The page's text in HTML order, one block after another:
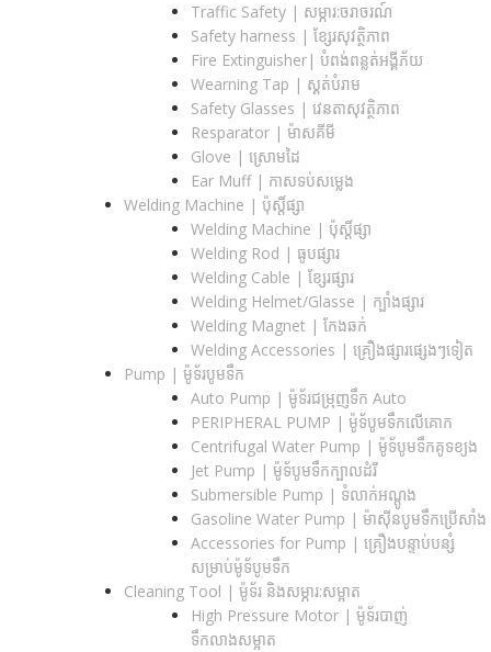
Traffic Safety​ | សម្ភារ:ចរាចរណ៍
Safety harness | ខ្សែរសុវត្ថិភាព
Fire Extinguisher| បំពង់ពន្លត់អង្គីភ័យ
Wearning Tap | ស្គត់បំរាម
Safety Glasses | វេនតាសុវត្ថិភាព
Resparator | ម៉ាសគីមី
Glove | ស្រោមដៃ
Ear Muff | កាសទប់សម្លេង
Welding Machine | ប៉ុស្តិ៍ផ្សា
Welding Machine | ប៉ុស្តិ៍ផ្សា
Welding Rod | ធូបផ្សារ
Welding Cable | ខ្សែរផ្សារ
Welding Helmet/Glasse | ក្បាំងផ្សារ
Welding Magnet | កែងឆក់
Welding Accessories | គ្រឿងផ្សារផ្សេងៗទៀត
Pump | ម៉ូទ័របូមទឹក
Auto Pump | ម៉ូទ័រជម្រុញទឹក Auto
PERIPHERAL PUMP | ម៉ូទ័បូមទឹកលើគោក
Centrifugal Water Pump | ម៉ូទ័បូមទឹកគូទខ្យង
Jet Pump | ម៉ូទ័បូមទឹកក្បាលដំរី
Submersible Pump | ទំលាក់អណ្តូង
Gasoline Water Pump | ម៉ាស៊ីនបូមទឹកប្រើសាំង
Accessories for Pump | គ្រឿងបន្ទាប់បន្សំ
សម្រាប់ម៉ូទ័បូមទឹក
Cleaning Tool | ម៉ូទ័រ និងសម្ភារ:សម្អាត
High Pressure Motor | ម៉ូទ័របាញ់
ទឹកលាងសម្អាត